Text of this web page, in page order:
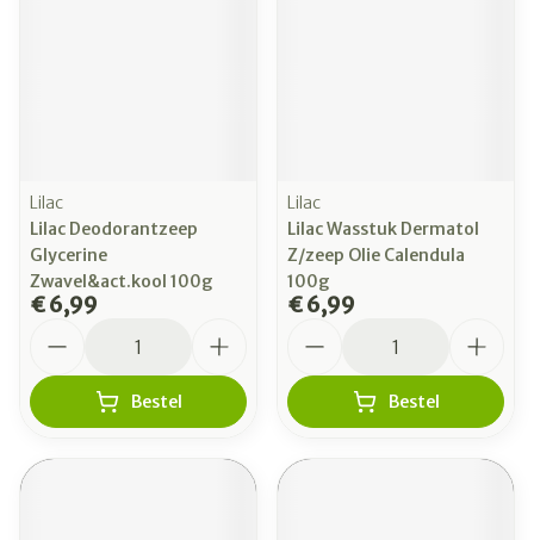
Lilac
Lilac Deodorantzeep
Glycerine
Zwavel&act.kool 100g
€ 6,99
Bestel
Lilac
Lilac Wasstuk Dermatol
Z/zeep Olie Calendula
100g
€ 6,99
Bestel